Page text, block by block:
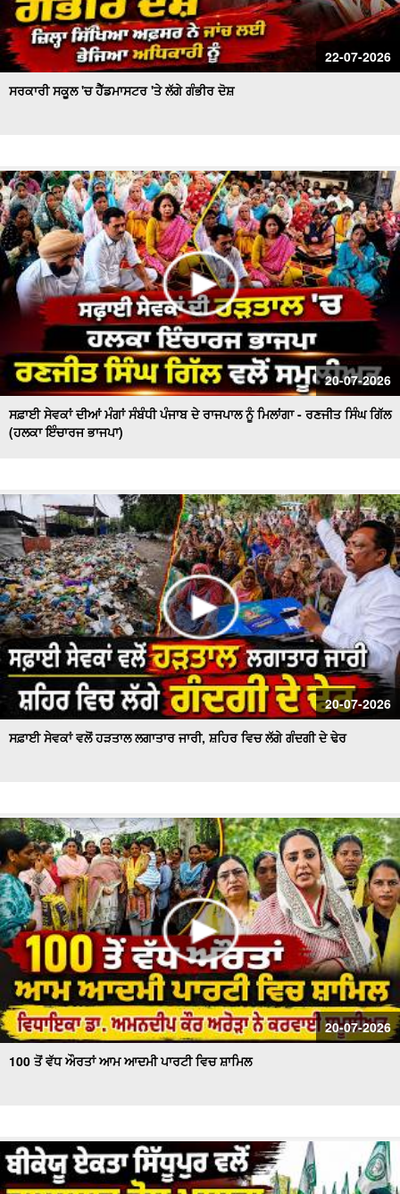
22-07-2026
ਸਰਕਾਰੀ ਸਕੂਲ 'ਚ ਹੈੱਡਮਾਸਟਰ 'ਤੇ ਲੱਗੇ ਗੰਭੀਰ ਦੋਸ਼
20-07-2026
ਸਫ਼ਾਈ ਸੇਵਕਾਂ ਦੀਆਂ ਮੰਗਾਂ ਸੰਬੰਧੀ ਪੰਜਾਬ ਦੇ ਰਾਜਪਾਲ ਨੂੰ ਮਿਲਾਂਗਾ - ਰਣਜੀਤ ਸਿੰਘ ਗਿੱਲ
(ਹਲਕਾ ਇੰਚਾਰਜ ਭਾਜਪਾ)
20-07-2026
ਸਫ਼ਾਈ ਸੇਵਕਾਂ ਵਲੋਂ ਹੜਤਾਲ ਲਗਾਤਾਰ ਜਾਰੀ, ਸ਼ਹਿਰ ਵਿਚ ਲੱਗੇ ਗੰਦਗੀ ਦੇ ਢੇਰ
20-07-2026
100 ਤੋਂ ਵੱਧ ਔਰਤਾਂ ਆਮ ਆਦਮੀ ਪਾਰਟੀ ਵਿਚ ਸ਼ਾਮਿਲ